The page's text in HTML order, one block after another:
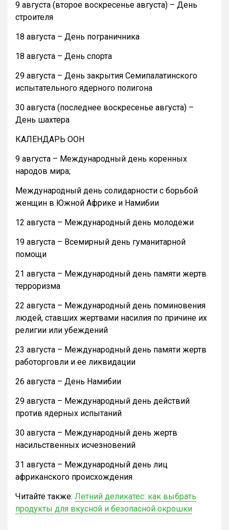
9 августа (второе воскресенье августа) – День
строителя
18 августа – День пограничника
18 августа – День спорта
29 августа – День закрытия Семипалатинского
испытательного ядерного полигона
30 августа (последнее воскресенье августа) –
День шахтера
КАЛЕНДАРЬ ООН
9 августа – Международный день коренных
народов мира;
Международный день солидарности с борьбой
женщин в Южной Африке и Намибии
12 августа – Международный день молодежи
19 августа – Всемирный день гуманитарной
помощи
21 августа – Международный день памяти жертв
терроризма
22 августа – Международный день поминовения
людей, ставших жертвами насилия по причине их
религии или убеждений
23 августа – Международный день памяти жертв
работорговли и ее ликвидации
26 августа – День Намибии
29 августа – Международный день действий
против ядерных испытаний
30 августа – Международный день жертв
насильственных исчезновений
31 августа – Международный день лиц
африканского происхождения
Читайте также: Летний деликатес: как выбрать
продукты для вкусной и безопасной окрошки